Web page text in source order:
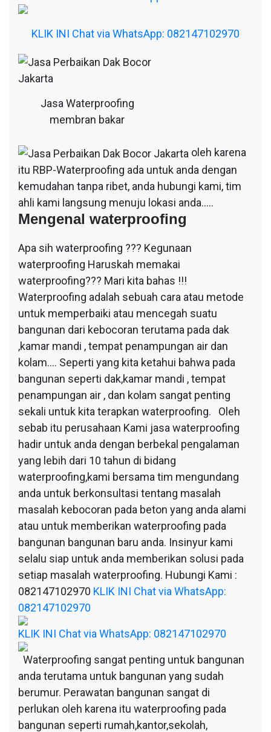
KLIK INI Chat via WhatsApp: 082147102970
Jasa Waterproofing
membran bakar
oleh karena
itu RBP-Waterproofing ada untuk anda dengan
kemudahan tanpa ribet, anda hubungi kami, tim
ahli kami langsung menuju lokasi anda…..
Mengenal waterproofing
Apa sih waterproofing ??? Kegunaan
waterproofing Haruskah memakai
waterproofing??? Mari kita bahas !!!
Waterproofing adalah sebuah cara atau metode
untuk memperbaiki atau mencegah suatu
bangunan dari kebocoran terutama pada dak
,kamar mandi , tempat penampungan air dan
kolam…. Seperti yang kita ketahui bahwa pada
bangunan seperti dak,kamar mandi , tempat
penampungan air , dan kolam sangat penting
sekali untuk kita terapkan waterproofing. Oleh
sebab itu perusahaan Kami jasa waterproofing
hadir untuk anda dengan berbekal pengalaman
yang lebih dari 10 tahun di bidang
waterproofing,kami bersama tim mengundang
anda untuk berkonsultasi tentang masalah
masalah kebocoran pada beton yang anda alami
atau untuk memberikan waterproofing pada
bangunan bangunan baru anda. Insinyur kami
selalu siap untuk anda memberikan solusi pada
setiap masalah waterproofing. Hubungi Kami :
082147102970 KLIK INI Chat via WhatsApp:
082147102970
KLIK INI Chat via WhatsApp: 082147102970
Waterproofing sangat penting untuk bangunan
anda terutama untuk bangunan yang sudah
berumur. Perawatan bangunan sangat di
perlukan oleh karena itu waterproofing pada
bangunan seperti rumah,kantor,sekolah,